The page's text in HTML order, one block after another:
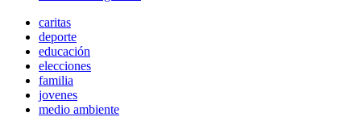
caritas
deporte
educación
elecciones
familia
jovenes
medio ambiente